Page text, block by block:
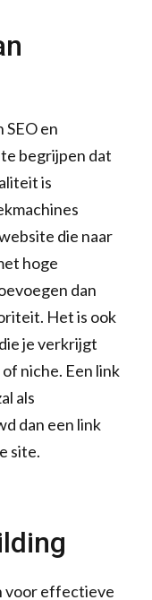
en
begrijpen dat
is
die naar
hoge
dan
Het is ook
je verkrijgt
niche. Een link
als
dan een link
site.
voor effectieve